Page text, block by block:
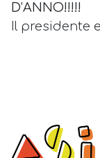
D’ANNO!!!!!
Il presidente